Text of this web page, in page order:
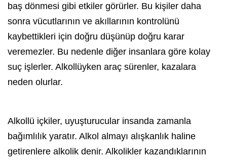
baş dönmesi gibi etkiler görürler. Bu kişiler daha
sonra vücutlarının ve akıllarının kontrolünü
kaybettikleri için doğru düşünüp doğru karar
veremezler. Bu nedenle diğer insanlara göre kolay
suç işlerler. Alkollüyken araç sürenler, kazalara
neden olurlar.
Alkollü içkiler, uyuşturucular insanda zamanla
bağımlılık yaratır. Alkol almayı alışkanlık haline
getirenlere alkol ik denir. Alkolikler kazandıklarının